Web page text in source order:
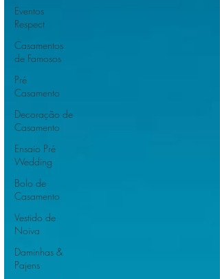
Eventos
Respect
Casamentos
de Famosos
Pré
Casamento
Decoração de
Casamento
Ensaio Pré
Wedding
Bolo de
Casamento
Vestido de
Noiva
Daminhas &
Pajens